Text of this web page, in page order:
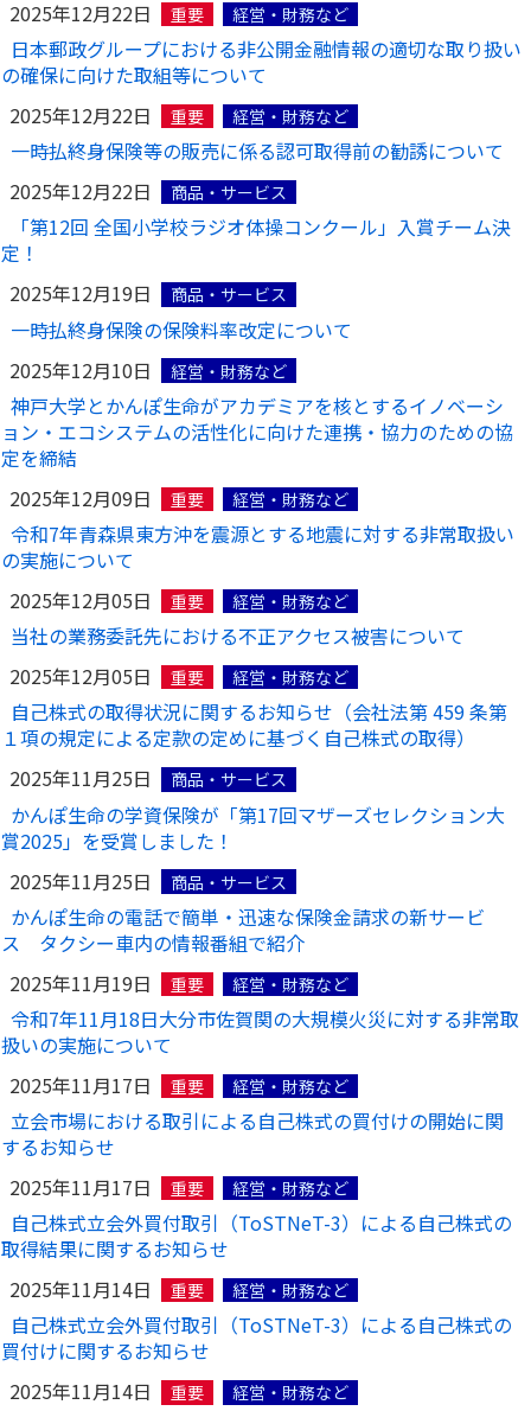
2025年12月22日 重要 経営・財務など
日本郵政グループにおける非公開金融情報の適切な取り扱い
の確保に向けた取組等について
2025年12月22日
重要 経営・財務など
一時払終身保険等の販売に係る認可取得前の勧誘について
2025年12月22日
商品・サービス
「第12回 全国小学校ラジオ体操コンクール」入賞チーム決
定！
2025年12月19日
商品・サービス
一時払終身保険の保険料率改定について
2025年12月10日
経営・財務など
神戸大学とかんぽ生命がアカデミアを核とするイノベーシ
ョン・エコシステムの活性化に向けた連携・協力のための協
定を締結
2025年12月09日
重要 経営・財務など
令和7年青森県東方沖を震源とする地震に対する非常取扱い
の実施について
2025年12月05日
重要 経営・財務など
当社の業務委託先における不正アクセス被害について
2025年12月05日
重要 経営・財務など
自己株式の取得状況に関するお知らせ（会社法第 459 条第
１項の規定による定款の定めに基づく自己株式の取得）
2025年11月25日
商品・サービス
かんぽ生命の学資保険が「第17回マザーズセレクション大
賞2025」を受賞しました！
2025年11月25日
商品・サービス
かんぽ生命の電話で簡単・迅速な保険金請求の新サービ
ス タクシー車内の情報番組で紹介
2025年11月19日
重要 経営・財務など
令和7年11月18日大分市佐賀関の大規模火災に対する非常取
扱いの実施について
2025年11月17日
重要 経営・財務など
立会市場における取引による自己株式の買付けの開始に関
するお知らせ
2025年11月17日
重要 経営・財務など
自己株式立会外買付取引（ToSTNeT-3）による自己株式の
取得結果に関するお知らせ
2025年11月14日
重要 経営・財務など
自己株式立会外買付取引（ToSTNeT-3）による自己株式の
買付けに関するお知らせ
2025年11月14日
重要 経営・財務など